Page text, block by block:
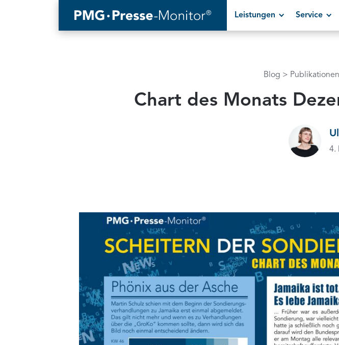
Leistungen Service
Blog Publikationen
Chart des Monats
4.